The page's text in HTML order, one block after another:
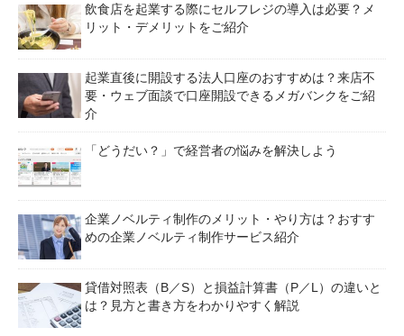
飲食店を起業する際にセルフレジの導入は必要？メ
リット・デメリットをご紹介
起業直後に開設する法人口座のおすすめは？来店不
要・ウェブ面談で口座開設できるメガバンクをご紹
介
「どうだい？」で経営者の悩みを解決しよう
企業ノベルティ制作のメリット・やり方は？おすす
めの企業ノベルティ制作サービス紹介
貸借対照表（B／S）と損益計算書（P／L）の違いと
は？見方と書き方をわかりやすく解説